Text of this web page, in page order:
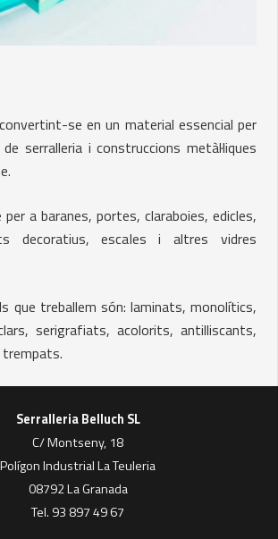
se en un material essencial per
serralleria i construccions metàl·liques
a baranes, portes, claraboies, edicles,
decoratius, escales i altres vidres
que treballem són: laminats, monolítics,
serigrafiats, acolorits, antilliscants,
Serralleria Belluch SL
C/ Montseny, 18
Polígon Industrial La Teuleria
08792 La Granada
Tel. 93 897 49 67